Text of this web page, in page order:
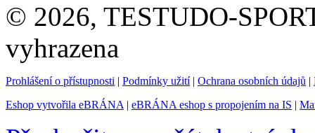
© 2026, TESTUDO-
vyhrazena
Prohlášení o přístupnosti | Podmínky užití| Ochrana osobních údajů |
Eshop vytvořila eBRÁNA | eBRÁNA eshop s propojením na IS |